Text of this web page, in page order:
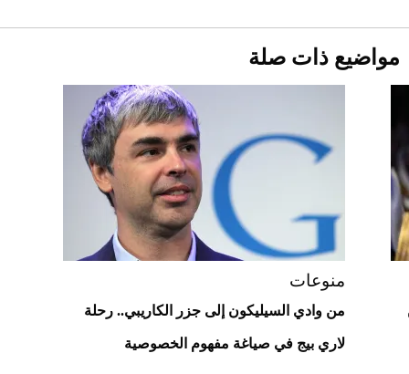
أغلى 10 عطور في العالم للرجال تمنحك فخامة
2026-07-25
"بوجاتي ميسترال" الاستثنائية للبيع في
مزاد مونتيري
2026-07-23
مواضيع ذات صلة
منوعات
من وادي السيليكون إلى جزر الكاريبي.. رحلة
لاري بيج في صياغة مفهوم الخصوصية